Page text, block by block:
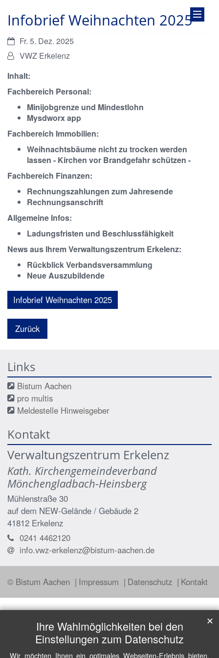
Infobrief Weihnachten 2025
Datum:Fr. 5. Dez. 2025
Von:VWZ Erkelenz
Inhalt:
Fachbereich Personal:
Minijobgrenze und Mindestlohn
Mysdworx app
Fachbereich Immobilien:
Weihnachtsbäume nicht zu trocken werden
lassen - Kirchen vor Brandgefahr schützen -
Fachbereich Finanzen:
Rechnungszahlungen zum Jahresende
Rechnungsanschrift
Allgemeine Infos:
Ladungsfristen und Beschlussfähigkeit
News aus Ihrem Verwaltungszentrum Erkelenz:
Rückblick Verbandsversammlung
Neue Auszubildende
Infobrief Weihnachten 2025
Zurück
Links
Bistum Aachen
pro multis
Meldestelle Hinweisgeber
Kontakt
Verwaltungszentrum Erkelenz
Kath. Kirchengemeindeverband
Mönchengladbach-Heinsberg
Mühlenstraße 30
auf dem NEW-Gelände / Gebäude 2
41812 Erkelenz
0241 4462120
info.vwz-erkelenz@bistum-aachen.de
© Bistum Aachen Impressum Datenschutz Kontakt
Ihre Wahlmöglichkeiten bei den
Einstellungen zum Datenschutz
Wir möchten Ihnen ein optimales Webseiten-Erlebnis bieten.
✕